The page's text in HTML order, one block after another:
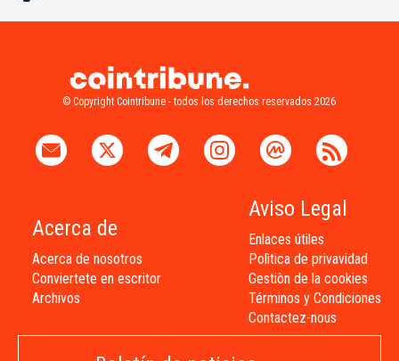
© Copyright Cointribune - todos los derechos reservados 2026
Acerca de
Acerca de nosotros
Conviertete en escritor
Archivos
Aviso Legal
Enlaces útiles
Polìtica de privavidad
Gestiòn de la cookies
Términos y Condiciones
Contactez-nous